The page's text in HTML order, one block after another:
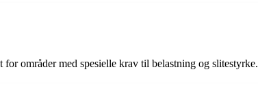
områder med spesielle krav til belastning og slitestyrke.